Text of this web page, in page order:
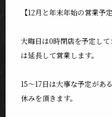
【12月と年末年始の営業予定
大晦日は0時閉店を予定し
は延長して営業します。
15〜17日は大事な予定があ
休みを頂きます。